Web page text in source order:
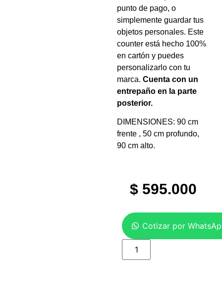
punto de pago, o
simplemente guardar tus
objetos personales. Este
counter está hecho 100%
en cartón y puedes
personalizarlo con tu
marca.Cuenta con un
entrepaño en la parte
posterior.
DIMENSIONES: 90 cm
frente , 50 cm profundo,
90 cm alto.
$ 595.000
Cotizar por